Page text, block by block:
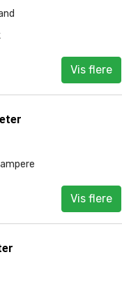
Vis flere
Vis flere